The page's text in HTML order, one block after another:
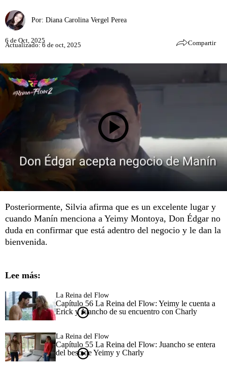
Por: Diana Carolina Vergel Perea
6 de Oct, 2025
Actualizado: 6 de oct, 2025 Compartir
Posteriormente, Silvia afirma que es un excelente lugar y
cuando Manín menciona a Yeimy Montoya, Don Édgar no
duda en confirmar que está adentro del negocio y le dan la
bienvenida.
Lee más:
La Reina del Flow
Capítulo 56 La Reina del Flow: Yeimy le cuenta a
Erick y Juancho de su encuentro con Charly
La Reina del Flow
Capítulo 55 La Reina del Flow: Juancho se entera
del beso de Yeimy y Charly